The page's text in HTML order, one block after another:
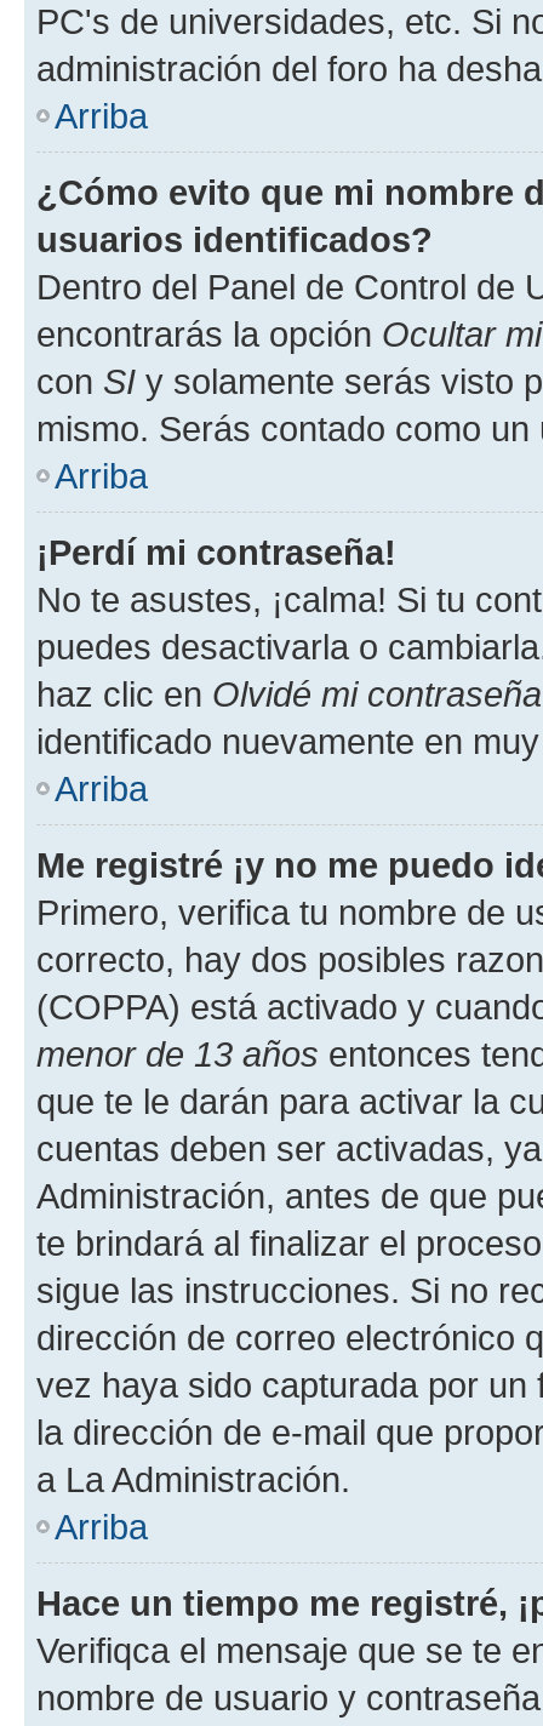
PC's de universidades, etc. Si
administración del foro ha
Arriba
¿Cómo evito que mi nombre
usuarios identificados?
Dentro del Panel de Control de
encontrarás la opción Ocultar
con SI y solamente serás visto
mismo. Serás contado como un
Arriba
¡Perdí mi contraseña!
No te asustes, ¡calma! Si tu
puedes desactivarla o
haz clic en Olvidé mi contraseña
identificado nuevamente en
Arriba
Me registré ¡y no me puedo
Primero, verifica tu nombre de
correcto, hay dos posibles
(COPPA) está activado y
menor de 13 años entonces
que te le darán para activar la
cuentas deben ser activadas,
Administración, antes de que
te brindará al finalizar el
sigue las instrucciones. Si no
dirección de correo electrónico
vez haya sido capturada por
la dirección de e-mail que
a La Administración.
Arriba
Hace un tiempo me registré,
Verifiqca el mensaje que se te
nombre de usuario y